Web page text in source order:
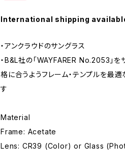
International shipping
・アンクラウドのサングラス
・B&L社の「WAYFARER No.2053」を
格に合うようフレーム・テンプルを最
す
Material
Frame: Acetate
Lens: CR39 (Color) or Glass